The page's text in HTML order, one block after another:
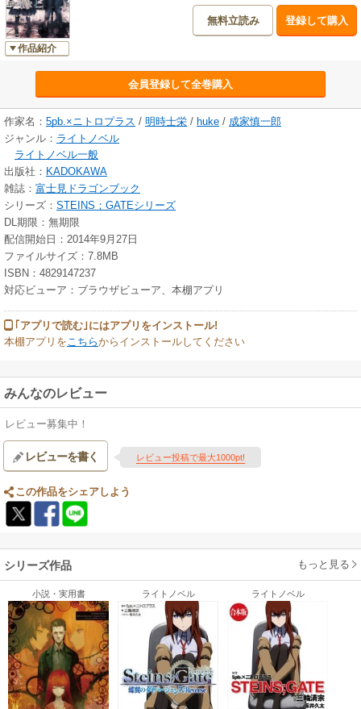
作品紹介
無料立読み 登録して購入
会員登録して全巻購入
作家名： 5pb.×ニトロプラス / 明時士栄 / huke / 成家慎一郎
ジャンル： ライトノベル
ライトノベル一般
出版社： KADOKAWA
雑誌： 富士見ドラゴンブック
シリーズ： STEINS；GATEシリーズ
DL期限：無期限
配信開始日：2014年9月27日
ファイルサイズ：7.8MB
ISBN：4829147237
対応ビューア：ブラウザビューア、本棚アプリ
｢アプリで読む｣にはアプリをインストール!
本棚アプリをこちらからインストールしてください
みんなのレビュー
レビュー募集中！
レビューを書く レビュー投稿で最大1000pt!
この作品をシェアしよう
シリーズ作品 もっと見る
小説・実用書 ライトノベル ライトノベル